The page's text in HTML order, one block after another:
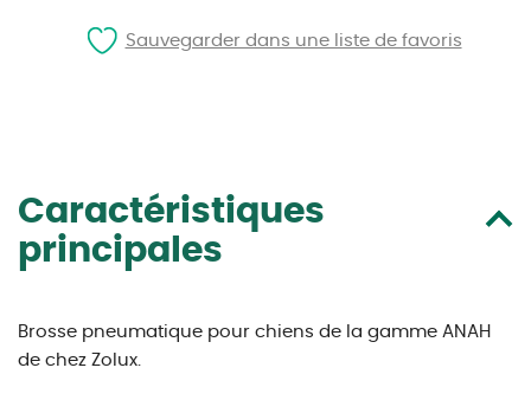
Caractéristiques
principales
Brosse pneumatique pour chiens de la gamme ANAH
de chez Zolux.
Sauvegarder dans une liste de favoris